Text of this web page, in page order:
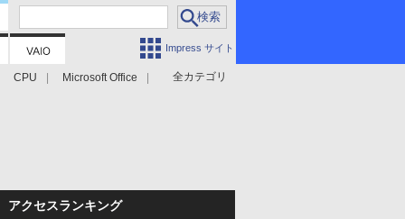
Impress サイト
全カテゴリ
CPU Microsoft Office
アクセスランキング